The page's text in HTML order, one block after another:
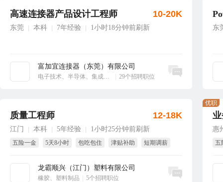
高速连接器产品设计工程师
东莞 本科 7年经验 1小时18分钟前刷新
富加宜连接器（东莞）有限公司
电子技术、半导体、集成电路 29个招聘职位
10-20K
立即沟通
东
质量工程师
江门 本科 5年经验 1小时25分钟前刷新
五险一金 5天8小时 包吃包住 津贴补助
短期调薪
龙霸顺兴（江门）塑料有限公司
橡胶、塑料制品 5个招聘职位
12-18K
立即沟通
惠
五
优职